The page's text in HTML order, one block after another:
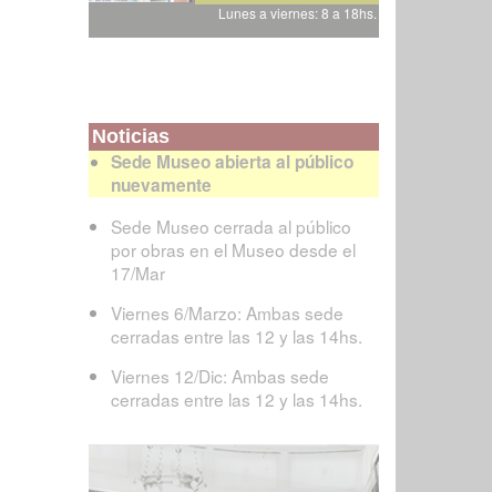
Lunes a viernes: 8 a 18hs.
Noticias
Sede Museo abierta al público
nuevamente
Sede Museo cerrada al público
por obras en el Museo desde el
17/Mar
Viernes 6/Marzo: Ambas sede
cerradas entre las 12 y las 14hs.
Viernes 12/Dic: Ambas sede
cerradas entre las 12 y las 14hs.